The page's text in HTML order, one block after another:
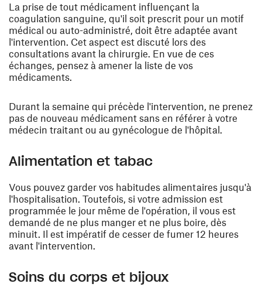
La prise de tout médicament influençant la
coagulation sanguine, qu'il soit prescrit pour un motif
médical ou auto-administré, doit être adaptée avant
l'intervention. Cet aspect est discuté lors des
consultations avant la chirurgie. En vue de ces
échanges, pensez à amener la liste de vos
médicaments.
Durant la semaine qui précède l'intervention, ne prenez
pas de nouveau médicament sans en référer à votre
médecin traitant ou au gynécologue de l'hôpital.
Alimentation et tabac
Vous pouvez garder vos habitudes alimentaires jusqu'à
l'hospitalisation. Toutefois, si votre admission est
programmée le jour même de l'opération, il vous est
demandé de ne plus manger et ne plus boire, dès
minuit. Il est impératif de cesser de fumer 12 heures
avant l'intervention.
Soins du corps et bijoux